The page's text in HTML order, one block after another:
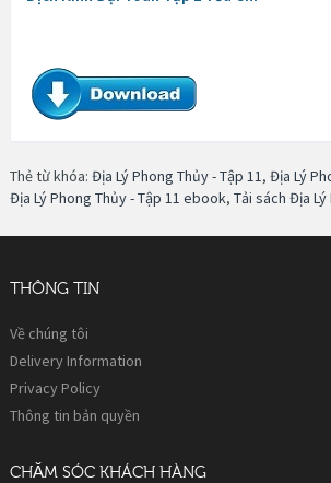
Thẻ từ khóa: Địa Lý Phong Thủy - Tập 11, Địa Lý
Địa Lý Phong Thủy - Tập 11 ebook, Tải sách Địa
THÔNG TIN
Về chúng tôi
Delivery Information
Privacy Policy
Thông tin bản quyền
CHĂM SÓC KHÁCH HÀNG